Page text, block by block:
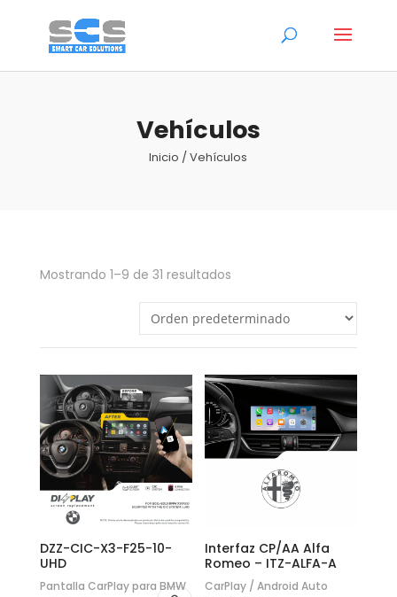
Vehículos
Inicio / Vehículos
Mostrando 1–9 de 31 resultados
DZZ-CIC-X3-F25-10-
UHD
Pantalla CarPlay para BMW
Interfaz CP/AA Alfa
Romeo – ITZ-ALFA-A
CarPlay / Android Auto